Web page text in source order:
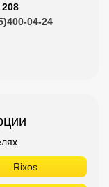
04-24
Rixos